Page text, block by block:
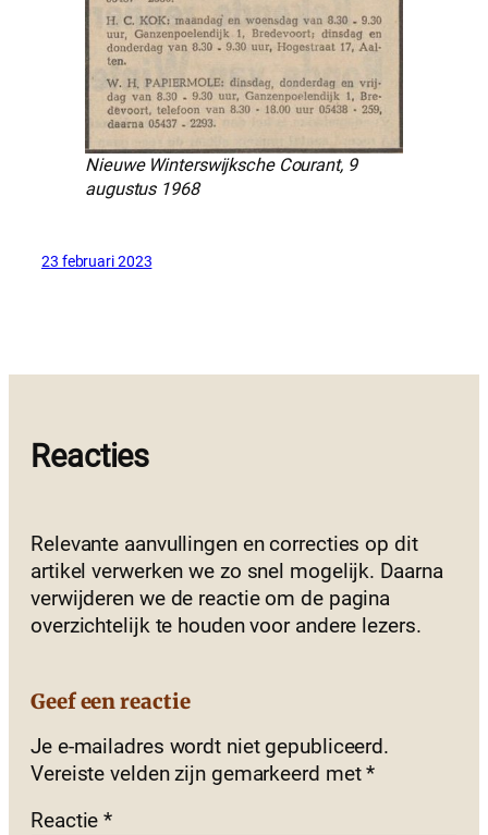
Nieuwe Winterswijksche Courant, 9
augustus 1968
23 februari 2023
Reacties
Relevante aanvullingen en correcties op dit
artikel verwerken we zo snel mogelijk. Daarna
verwijderen we de reactie om de pagina
overzichtelijk te houden voor andere lezers.
Geef een reactie
Je e-mailadres wordt niet gepubliceerd.
Vereiste velden zijn gemarkeerd met*
Reactie*